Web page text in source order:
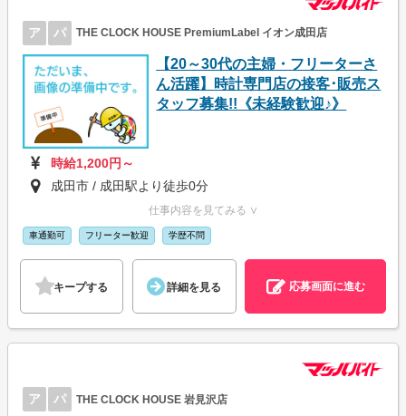
ア パ THE CLOCK HOUSE PremiumLabel イオン成田店
【20～30代の主婦・フリーターさ
ん活躍】時計専門店の接客･販売ス
タッフ募集!!《未経験歓迎♪》
時給1,200円～
成田市 / 成田駅より徒歩0分
仕事内容を見てみる ∨
車通勤可 フリーター歓迎 学歴不問
キープする 詳細を見る 応募画面に進む
ア パ THE CLOCK HOUSE 岩見沢店